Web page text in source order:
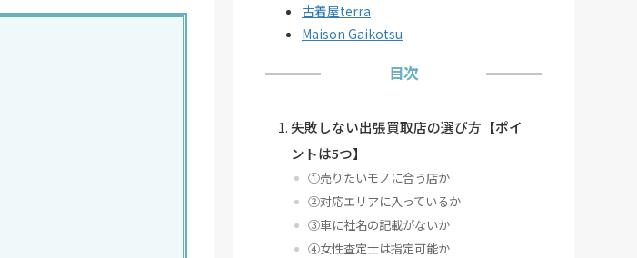
古着屋terra
Maison Gaikotsu
目次
失敗しない出張買取店の選び方【ポイ
ントは5つ】
①売りたいモノに合う店か
②対応エリアに入っているか
③車に社名の記載がないか
④女性査定士は指定可能か